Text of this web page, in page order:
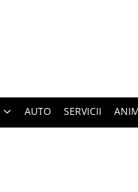
AUTO SERVICII